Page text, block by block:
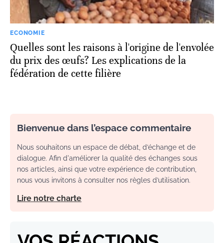
ECONOMIE
Quelles sont les raisons à l'origine de l'envolée
du prix des œufs? Les explications de la
fédération de cette filière
Bienvenue dans l’espace commentaire
Nous souhaitons un espace de débat, d’échange et de
dialogue. Afin d'améliorer la qualité des échanges sous
nos articles, ainsi que votre expérience de contribution,
nous vous invitons à consulter nos règles d’utilisation.
Lire notre charte